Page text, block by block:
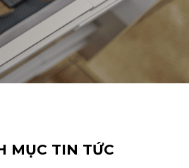
MỤC TIN TỨC